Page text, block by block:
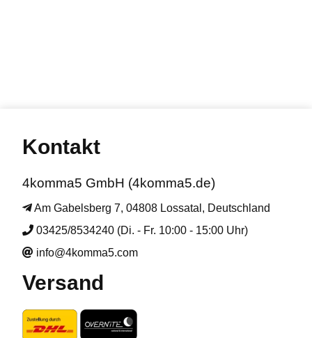
Kontakt
4komma5 GmbH (4komma5.de)
Am Gabelsberg 7, 04808 Lossatal, Deutschland
03425/8534240 (Di. - Fr. 10:00 - 15:00 Uhr)
info@4komma5.com
Versand